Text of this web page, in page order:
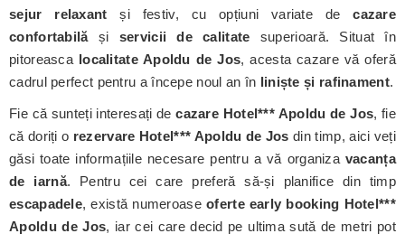
sejur relaxant și festiv, cu opțiuni variate decazare
confortabilăși servicii de calitate superioară. Situat în
pitoreasca localitate Apoldu de Jos, acesta cazare vă oferă
cadrul perfect pentru a începe noul an în liniște și rafinament.
Fie că sunteți interesați decazare Hotel*** Apoldu de Jos, fie
că doriți o rezervare Hotel*** Apoldu de Jos din timp, aici veți
găsi toate informațiile necesare pentru a vă organiza vacanța
de iarnă. Pentru cei care preferă să-și planifice din timp
escapadele, există numeroase oferte early booking Hotel***
Apoldu de Jos, iar cei care decid pe ultima sută de metri pot